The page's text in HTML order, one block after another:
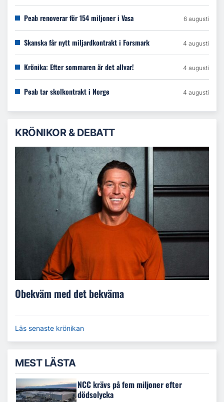
Peab renoverar för 154 miljoner i Vasa 6 augusti
Skanska får nytt miljardkontrakt i Forsmark 4 augusti
Krönika: Efter sommaren är det allvar! 4 augusti
Peab tar skolkontrakt i Norge 4 augusti
KRÖNIKOR & DEBATT
Obekväm med det bekväma
Läs senaste krönikan
MEST LÄSTA
NCC krävs på fem miljoner efter
dödsolycka